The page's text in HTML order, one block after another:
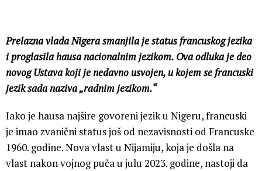
Prelazna vlada Nigera smanjila je status francuskog jezika
i proglasila hausa nacionalnim jezikom. Ova odluka je deo
novog Ustava koji je nedavno usvojen, u kojem se francuski
jezik sada naziva „radnim jezikom.“
Iako je hausa najšire govoreni jezik u Nigeru, francuski
je imao zvanični status još od nezavisnosti od Francuske
1960. godine. Nova vlast u Nijamiju, koja je došla na
vlast nakon vojnog puča u julu 2023. godine, nastoji da